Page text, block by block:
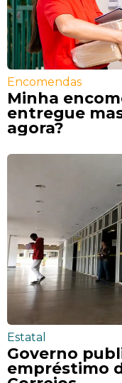
Encomendas
Minha
entregue
agora?
Estatal
Governo
empréstimo